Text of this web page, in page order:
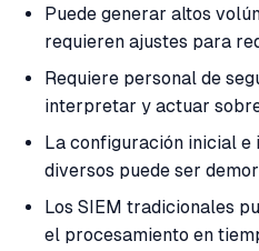
Puede generar altos
requieren ajustes para
Requiere personal de
interpretar y actuar
La configuración inicial
diversos puede ser
Los SIEM tradicionales
el procesamiento en